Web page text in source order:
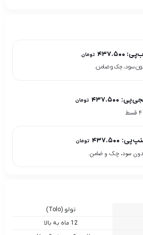
۴۳۷.۵۰۰ تومان
۴۳۷.۵۰۰ تومان
۴۳۷.۵۰۰ تومان
تولو (Tolo)
12 ماه به بالا